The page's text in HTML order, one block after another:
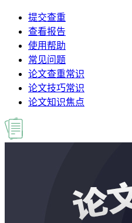
提交查重
查看报告
使用帮助
常见问题
论文查重常识
论文技巧常识
论文知识焦点